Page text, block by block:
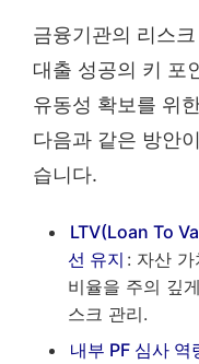
금융기관의 리스
대출 성공의 키 포
유동성 확보를 위
다음과 같은 방안
습니다.
LTV(Loan To
선 유지 : 자산
비율을 주의 깊
스크 관리.
내부 PF 심사 역